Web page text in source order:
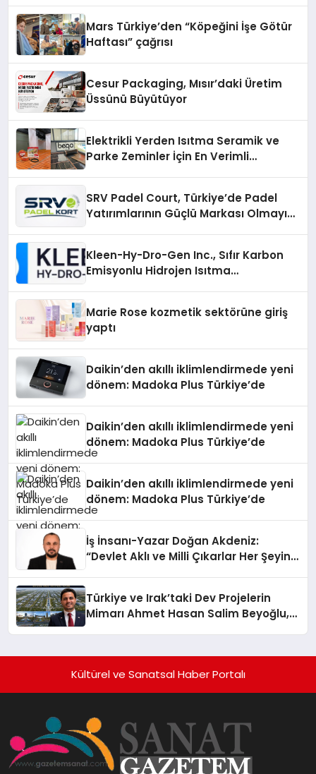
Mars Türkiye’den “Köpeğini İşe Götür
Haftası” çağrısı
Cesur Packaging, Mısır’daki Üretim
Üssünü Büyütüyor
Elektrikli Yerden Isıtma Seramik ve
Parke Zeminler İçin En Verimli
SRV Padel Court, Türkiye’de Padel
Yatırımlarının Güçlü Markası Olmayı
Kleen-Hy-Dro-Gen Inc., Sıfır Karbon
Emisyonlu Hidrojen Isıtma
Marie Rose kozmetik sektörüne giriş
yaptı
Daikin’den akıllı iklimlendirmede yeni
dönem: Madoka Plus Türkiye’de
Daikin’den akıllı iklimlendirmede yeni
dönem: Madoka Plus Türkiye’de
Daikin’den akıllı iklimlendirmede yeni
dönem: Madoka Plus Türkiye’de
İş İnsanı-Yazar Doğan Akdeniz:
“Devlet Aklı ve Milli Çıkarlar Her Şeyin
Türkiye ve Irak’taki Dev Projelerin
Mimarı Ahmet Hasan Salim Beyoğlu,
Hayata Geçirecek
Kültürel ve Sanatsal Haber Portalı